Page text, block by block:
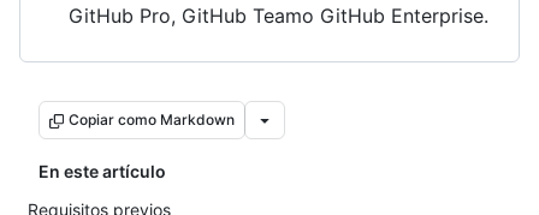
GitHub Pro, GitHub Teamo GitHub Enterprise.
Copiar como Markdown
En este artículo
Requisitos previos